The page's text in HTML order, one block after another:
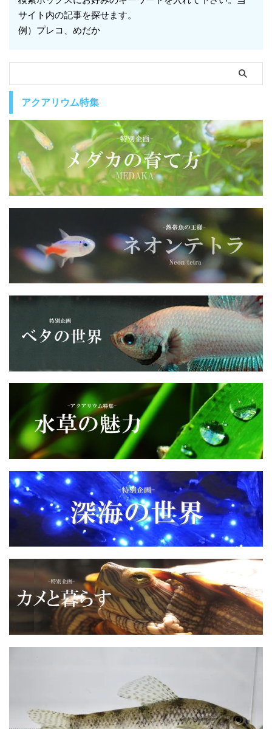
サイト内の記事を探せます。
例）プレコ、めだか
アクアリウム特集